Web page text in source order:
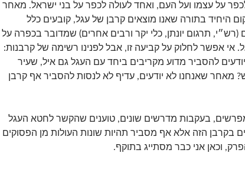
על עצמו ועל העם, ואחד לעולה לכפר על בני ישראל. מאחר
היחיד בתורה שאנו מוצאים קרבן של עגל, קובעים כלל
תרגום יונתן, כלי יקר ורבים אחרים) שמדובר בכפרה על
אי אפשר לחלוק על קביעה זו, אבל לפנינו רשימה של קרבנות:
להסביר מדוע מקריבים ביחד עם העגל גם איל, שעיר
מאחר שאנחנו לא יודעים, עדיף לא לנסות להסביר אף קרבן
בעקבות מדרשים שונים, טוענים שהקשר לחטא העגל
בקרבן הזה אלא אף מסביר תהיות שונות העולות מן הפסוקים
וכאן אני כבר מסתייג בתוקף.